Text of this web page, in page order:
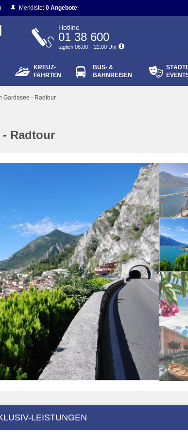
vergessen?
Merkliste: 0 Angebote
Hotline
01 38 600
täglich 08:00 – 22:00 Uhr
KREUZ-
FAHRTEN
BUS- &
BAHNREISEN
Gardasee - Radtour
- Radtour
LEISTUNGEN